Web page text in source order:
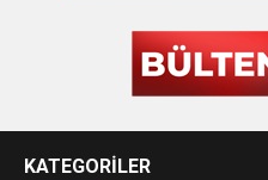
KATEGORİLER